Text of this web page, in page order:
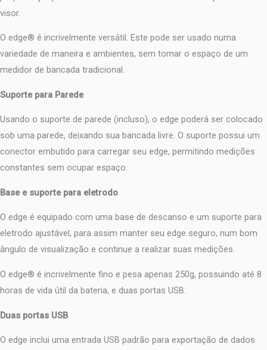
visor.
O edge® é incrivelmente versátil. Este pode ser usado numa
variedade de maneira e ambientes, sem tomar o espaço de um
medidor de bancada tradicional.
Suporte para Parede
Usando o suporte de parede (incluso), o edge poderá ser colocado
sob uma parede, deixando sua bancada livre. O suporte possui um
conector embutido para carregar seu edge, permitindo medições
constantes sem ocupar espaço.
Base e suporte para eletrodo
O edge é equipado com uma base de descanso e um suporte para
eletrodo ajustável, para assim manter seu edge seguro, num bom
ângulo de visualização e continue a realizar suas medições.
O edge® é incrivelmente fino e pesa apenas 250g, possuindo até 8
horas de vida útil da bateria, e duas portas USB.
Duas portas USB
O edge inclui uma entrada USB padrão para exportação de dados